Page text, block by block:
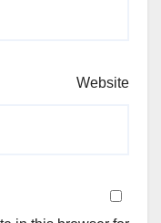
Website